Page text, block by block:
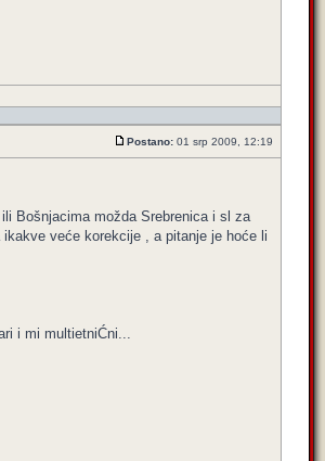
Postano: 01 srp 2009, 12:19
Bošnjacima možda Srebrenica i sl za
veće korekcije , a pitanje je hoće li
i mi multietniĆni...